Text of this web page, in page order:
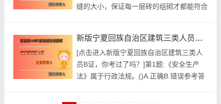
人b类，怎...
缝的大小，保证每一层砖的组砌才都能符合
案第2题:人工接地体材料可采用()。A.圆钢
B.角钢C.螺纹钢D.钢管E.铝板参考答案:查
看最佳答案更多最新建筑行业考试题库--...
新版宁夏回族自治区建筑三类人员B证，你考过了吗？
[点击进入新版宁夏回族自治区建筑三类人
员B证，你考过了吗？]第1题:《安全生产
法》属于行政法规。()A.正确B.错误参考答